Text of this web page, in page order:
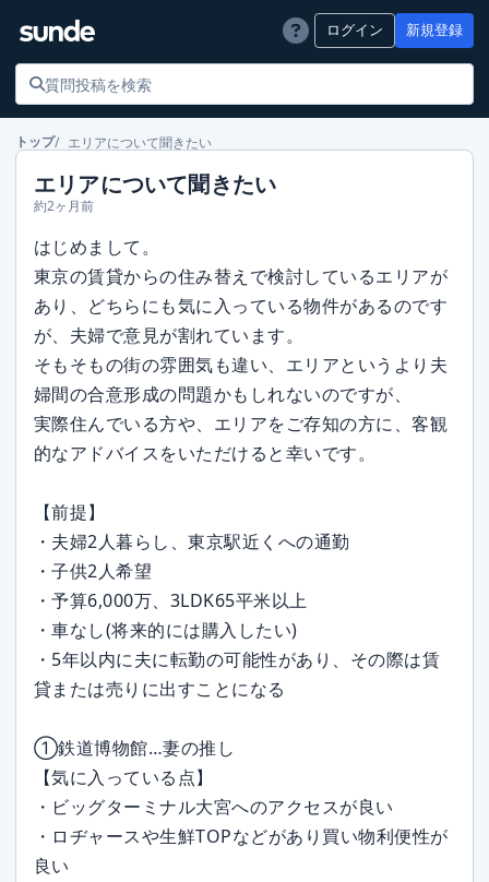
ログイン 新規登録
トップ エリアについて聞きたい
エリアについて聞きたい
約2ヶ月前
はじめまして。
東京の賃貸からの住み替えで検討しているエリアが
あり、どちらにも気に入っている物件があるのです
が、夫婦で意見が割れています。
そもそもの街の雰囲気も違い、エリアというより夫
婦間の合意形成の問題かもしれないのですが、
実際住んでいる方や、エリアをご存知の方に、客観
的なアドバイスをいただけると幸いです。
【前提】
・夫婦2人暮らし、東京駅近くへの通勤
・子供2人希望
・予算6,000万、3LDK65平米以上
・車なし(将来的には購入したい)
・5年以内に夫に転勤の可能性があり、その際は賃
貸または売りに出すことになる
①鉄道博物館…妻の推し
【気に入っている点】
・ビッグターミナル大宮へのアクセスが良い
・ロヂャースや生鮮TOPなどがあり買い物利便性が
良い